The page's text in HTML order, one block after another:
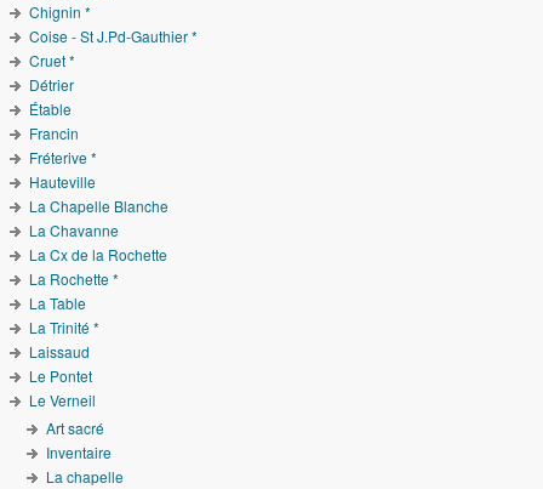
Chignin *
Coise - St J.Pd-Gauthier *
Cruet *
Détrier
Étable
Francin
Fréterive *
Hauteville
La Chapelle Blanche
La Chavanne
La Cx de la Rochette
La Rochette *
La Table
La Trinité *
Laissaud
Le Pontet
Le Verneil
Art sacré
Inventaire
La chapelle